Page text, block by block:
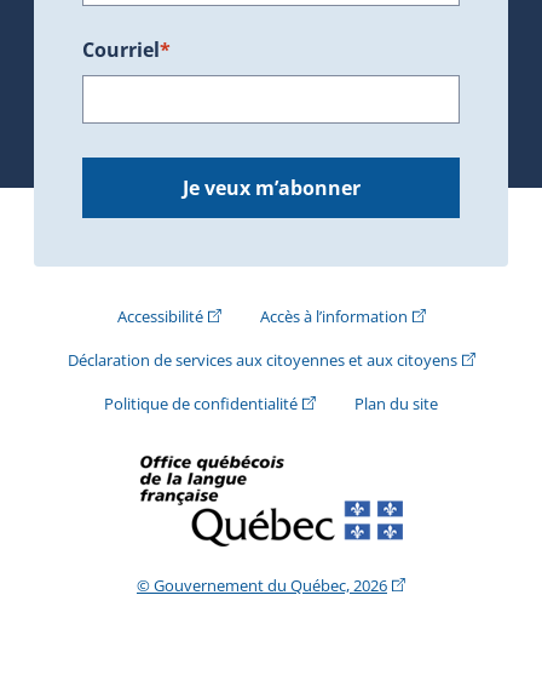
Courriel*
Je veux m’abonner
Accessibilité(Cet hyperlien externe s'ouvrira dans une
Accès à l’information(Cet hyperlien
Déclaration de services aux citoyennes et aux citoyens(Cet
Politique de confidentialité(Cet hyperlien externe s'ouvrira
Plan du site
© Gouvernement du Québec, 2026(Cet hyperlien